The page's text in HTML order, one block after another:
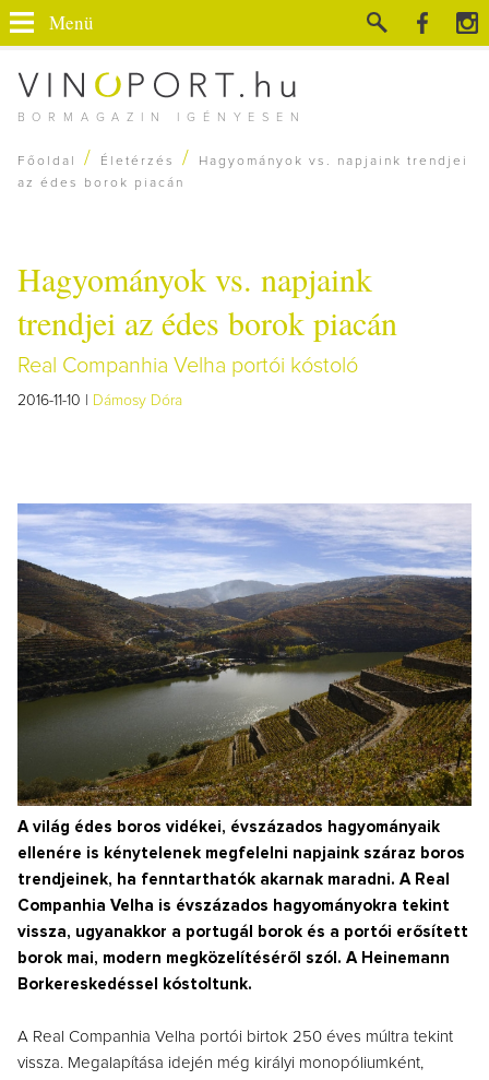
BORMAGAZIN IGÉNYESEN
Menü
Főoldal / Életérzés /
Hagyományok vs. napjaink trendjei
az édes borok piacán
Hagyományok vs. napjaink
trendjei az édes borok piacán
Real Companhia Velha portói kóstoló
2016-11-10 | Dámosy Dóra
A világ édes boros vidékei, évszázados hagyományaik
ellenére is kénytelenek megfelelni napjaink száraz boros
trendjeinek, ha fenntarthatók akarnak maradni. A Real
Companhia Velha is évszázados hagyományokra tekint
vissza, ugyanakkor a portugál borok és a portói erősített
borok mai, modern megközelítéséről szól. A Heinemann
Borkereskedéssel kóstoltunk.
A Real Companhia Velha portói birtok 250 éves múltra tekint
vissza. Megalapítása idején még királyi monopóliumként,